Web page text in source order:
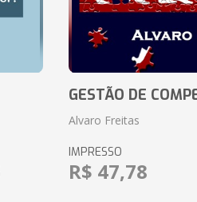
GESTÃO DE
Alvaro Freitas
IMPRESSO
R$ 47,78